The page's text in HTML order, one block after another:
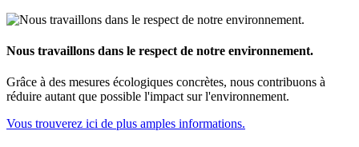
Nous travaillons dans le respect de notre environnement.
Grâce à des mesures écologiques concrètes, nous contribuons à
réduire autant que possible l'impact sur l'environnement.
Vous trouverez ici de plus amples informations.